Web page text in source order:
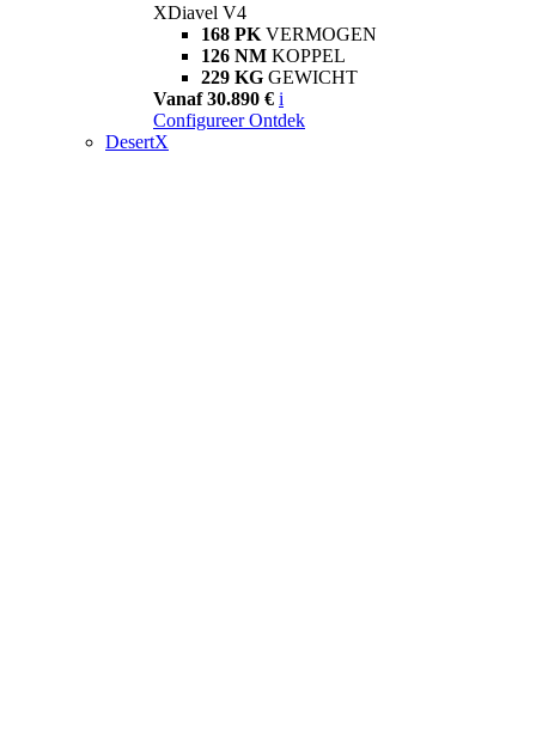
XDiavel V4
168 PK VERMOGEN
126 NM KOPPEL
229 KG GEWICHT
Vanaf 30.890 € i
Configureer Ontdek
DesertX